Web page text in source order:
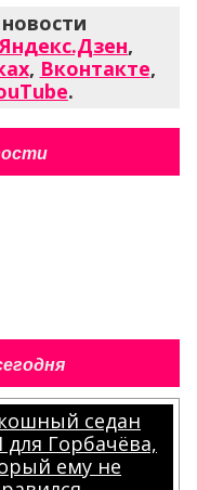
Яндекс.Дзен,
, Вконтакте,
.
седан
Горбачёва,
ему не